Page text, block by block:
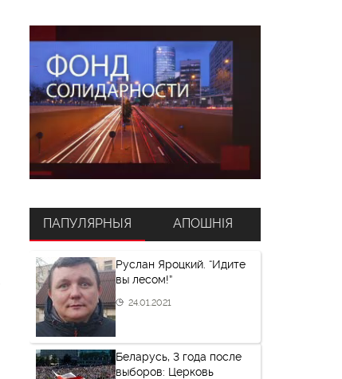
ПАПУЛЯРНЫЯ
Руслан Яроцкий. “Идите
вы лесом!”
24.01.2021
Беларусь, 3 года после
выборов: Церковь
АПОШНІЯ